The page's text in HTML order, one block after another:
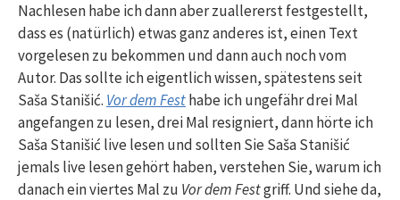
Nachlesen habe ich dann aber zuallererst festgestellt,
dass es (natürlich) etwas ganz anderes ist, einen Text
vorgelesen zu bekommen und dann auch noch vom
Autor. Das sollte ich eigentlich wissen, spätestens seit
Saša Stanišić. Vor dem Festhabe ich ungefähr drei Mal
angefangen zu lesen, drei Mal resigniert, dann hörte ich
Saša Stanišić live lesen und sollten Sie Saša Stanišić
jemals live lesen gehört haben, verstehen Sie, warum ich
danach ein viertes Mal zu Vor dem Festgriff. Und siehe da,